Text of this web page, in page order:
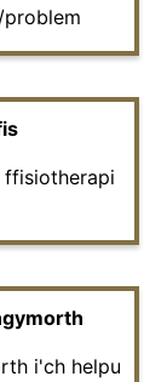
i'ch helpu